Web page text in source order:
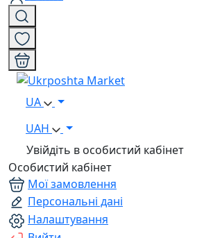
UA
UAH
Увійдіть в особистий кабінет
Особистий кабінет
Мої замовлення
Персональні дані
Налаштування